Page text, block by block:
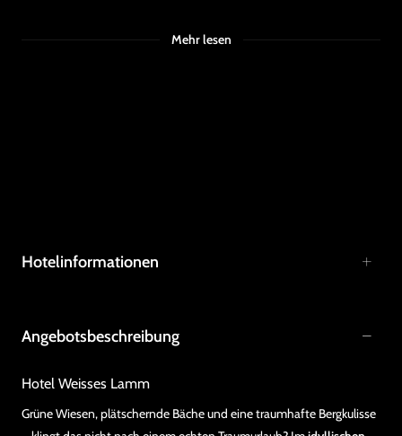
Mehr lesen
Hotelinformationen
Angebotsbeschreibung
Hotel Weisses Lamm
Grüne Wiesen, plätschernde Bäche und eine traumhafte Bergkulisse